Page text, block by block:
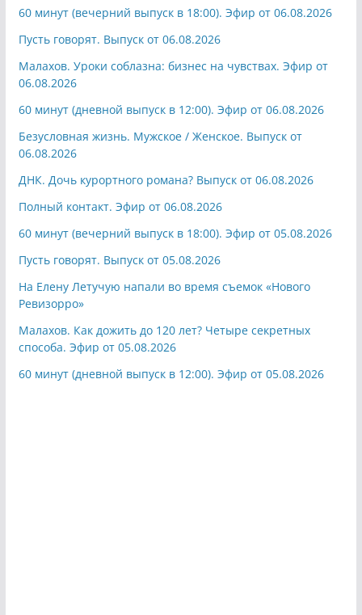
60 минут (вечерний выпуск в 18:00). Эфир от 06.08.2026
Пусть говорят. Выпуск от 06.08.2026
Малахов. Уроки соблазна: бизнес на чувствах. Эфир от
06.08.2026
60 минут (дневной выпуск в 12:00). Эфир от 06.08.2026
Безусловная жизнь. Мужское / Женское. Выпуск от
06.08.2026
ДНК. Дочь курортного романа? Выпуск от 06.08.2026
Полный контакт. Эфир от 06.08.2026
60 минут (вечерний выпуск в 18:00). Эфир от 05.08.2026
Пусть говорят. Выпуск от 05.08.2026
На Елену Летучую напали во время съемок «Нового
Ревизорро»
Малахов. Как дожить до 120 лет? Четыре секретных
способа. Эфир от 05.08.2026
60 минут (дневной выпуск в 12:00). Эфир от 05.08.2026